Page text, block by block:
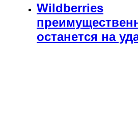
Wildberries
останется на